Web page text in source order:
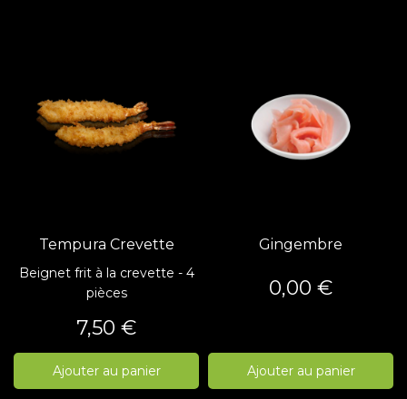
Tempura Crevette
Beignet frit à la crevette - 4
pièces
Prix
7,50 €
Ajouter au panier
Gingembre
Prix
0,00 €
Ajouter au panier